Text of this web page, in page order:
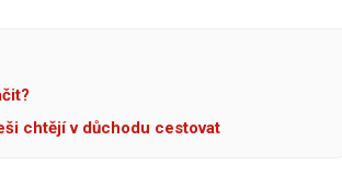
chtějí v důchodu cestovat